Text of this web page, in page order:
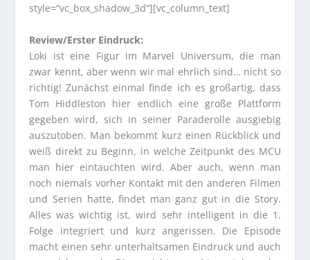
style=“vc_box_shadow_3d“][vc_column_text]
Review/Erster Eindruck:
Loki ist eine Figur im Marvel Universum, die man
zwar kennt, aber wenn wir mal ehrlich sind… nicht so
richtig! Zunächst einmal finde ich es großartig, dass
Tom Hiddleston hier endlich eine große Plattform
gegeben wird, sich in seiner Paraderolle ausgiebig
auszutoben. Man bekommt kurz einen Rückblick und
weiß direkt zu Beginn, in welche Zeitpunkt des MCU
man hier eintauchten wird. Aber auch, wenn man
noch niemals vorher Kontakt mit den anderen Filmen
und Serien hatte, findet man ganz gut in die Story.
Alles was wichtig ist, wird sehr intelligent in die 1.
Folge integriert und kurz angerissen. Die Episode
macht einen sehr unterhaltsamen Eindruck und auch